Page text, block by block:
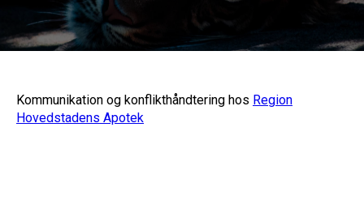
Kommunikation og konflikthåndtering hos Region
Hovedstadens Apotek